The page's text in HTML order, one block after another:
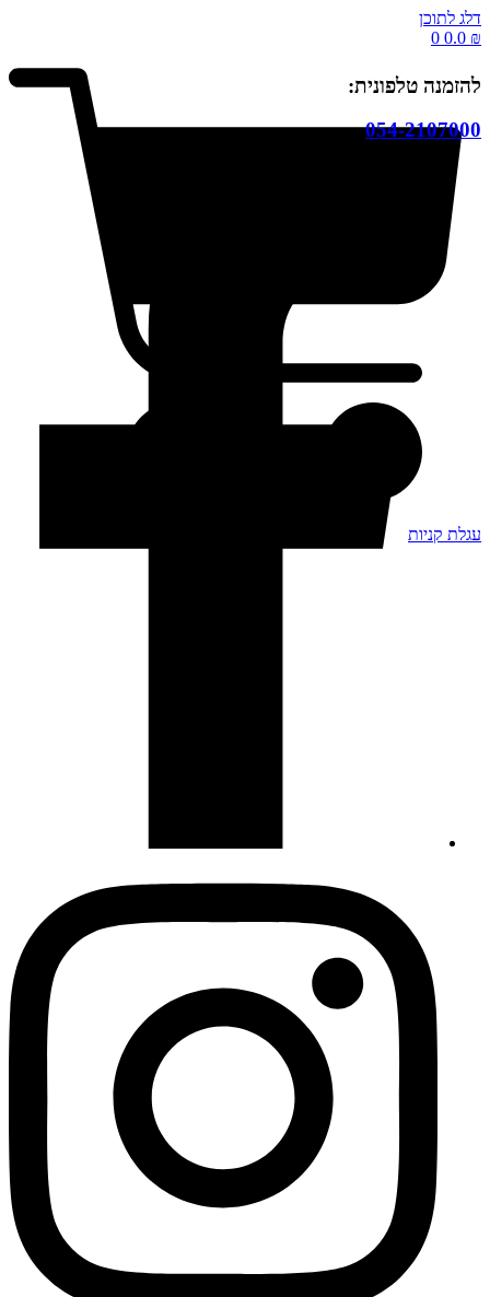
דלג לתוכן
0.0 ₪
0
עגלת קניות
להזמנה טלפונית:
054-2107000